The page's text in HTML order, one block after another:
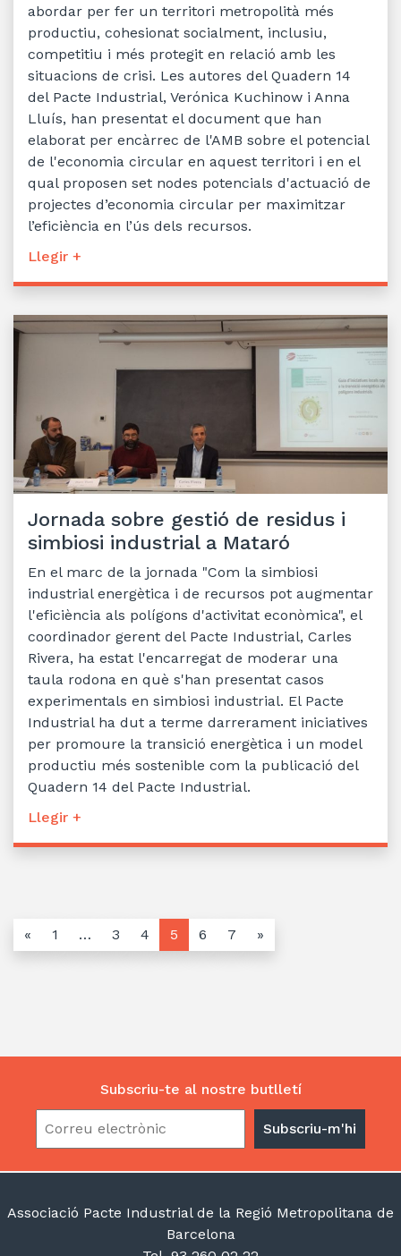
abordar per fer un territori metropolità més
productiu, cohesionat socialment, inclusiu,
competitiu i més protegit en relació amb les
situacions de crisi. Les autores del Quadern 14
del Pacte Industrial, Verónica Kuchinow i Anna
Lluís, han presentat el document que han
elaborat per encàrrec de l'AMB sobre el potencial
de l'economia circular en aquest territori i en el
qual proposen set nodes potencials d'actuació de
projectes d’economia circular per maximitzar
l’eficiència en l’ús dels recursos.
Llegir +
Jornada sobre gestió de residus i
simbiosi industrial a Mataró
En el marc de la jornada "Com la simbiosi
industrial energètica i de recursos pot augmentar
l'eficiència als polígons d'activitat econòmica", el
coordinador gerent del Pacte Industrial, Carles
Rivera, ha estat l'encarregat de moderar una
taula rodona en què s'han presentat casos
experimentals en simbiosi industrial. El Pacte
Industrial ha dut a terme darrerament iniciatives
per promoure la transició energètica i un model
productiu més sostenible com la publicació del
Quadern 14 del Pacte Industrial.
Llegir +
« 1 … 3 4 5 6 7 »
Subscriu-te al nostre butlletí
Associació Pacte Industrial de la Regió Metropolitana de
Barcelona